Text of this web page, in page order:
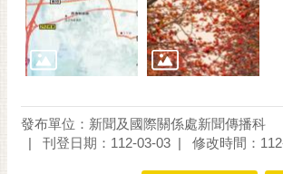
發布單位：新聞及國際關係處新聞傳播科
刊登日期：112-03-03
修改時間：